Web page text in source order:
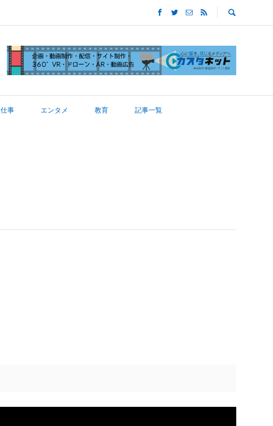
仕事 エンタメ 教育 記事一覧